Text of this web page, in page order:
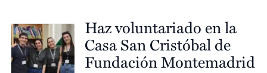
Haz voluntariado en la
Casa San Cristóbal de
Fundación Montemadrid